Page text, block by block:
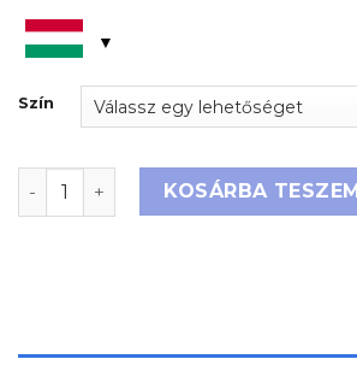
Szín
Irattálca ECO A4 mennyiség
KOSÁRBA TESZEM